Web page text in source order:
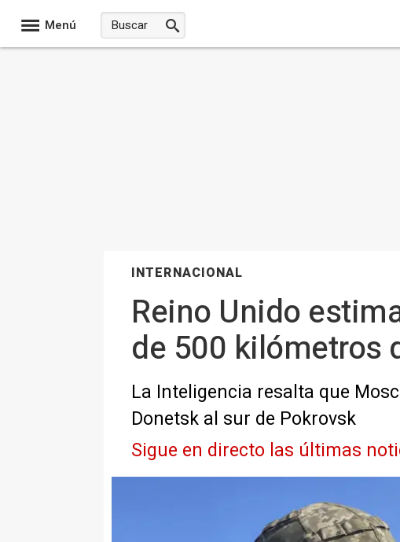
Menú
INTERNACIONAL
Reino Unido
de 500 kilómetros
La Inteligencia resalta que
Donetsk al sur de Pokrovsk
Sigue en directo las últimas